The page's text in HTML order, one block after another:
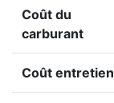
Coût du
carburant
Coût entretien